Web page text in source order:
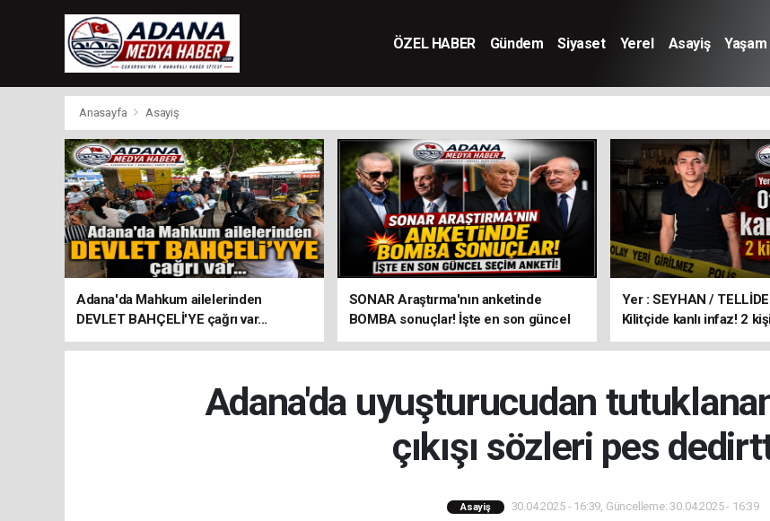
ÖZEL HABER Gündem Siyaset Yerel Asayiş Yaşam
Anasayfa Asayiş
Adana'da Mahkum ailelerinden
DEVLET BAHÇELİ'YE çağrı var...
SONAR Araştırma'nın anketinde
BOMBA sonuçlar! İşte en son güncel
seçim anketi!
Yer : SEYHAN /
Kilitçide kanlı infaz! 2
Adana'da uyuşturucudan
çıkışı sözleri pes
Asayiş 30.04.2025 - 16:39, Güncelleme: 30.04.2025 - 16:39